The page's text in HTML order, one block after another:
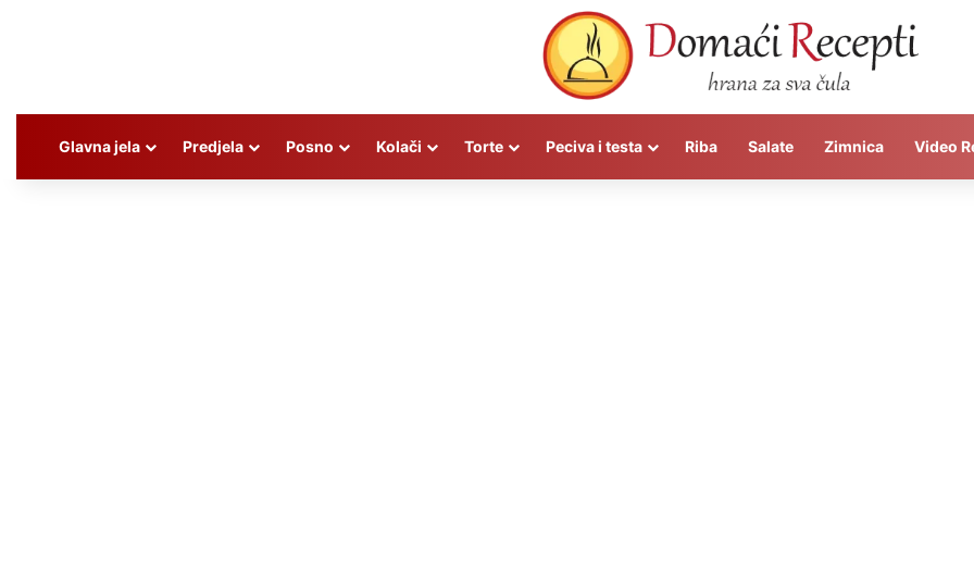
Glavna jela Predjela Posno Kolači Torte Peciva i testa Riba Salate Zimnica Video